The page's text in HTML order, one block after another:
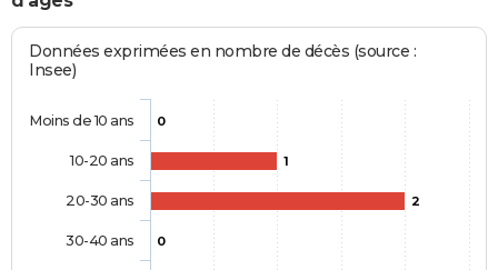
Données exprimées en nombre de décès (source :
Insee)
0
1
2
0
Moins de 10 ans
10-20 ans
20-30 ans
30-40 ans